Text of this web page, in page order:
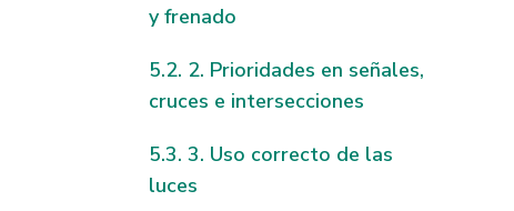
y frenado
2. Prioridades en señales,
cruces e intersecciones
3. Uso correcto de las
luces